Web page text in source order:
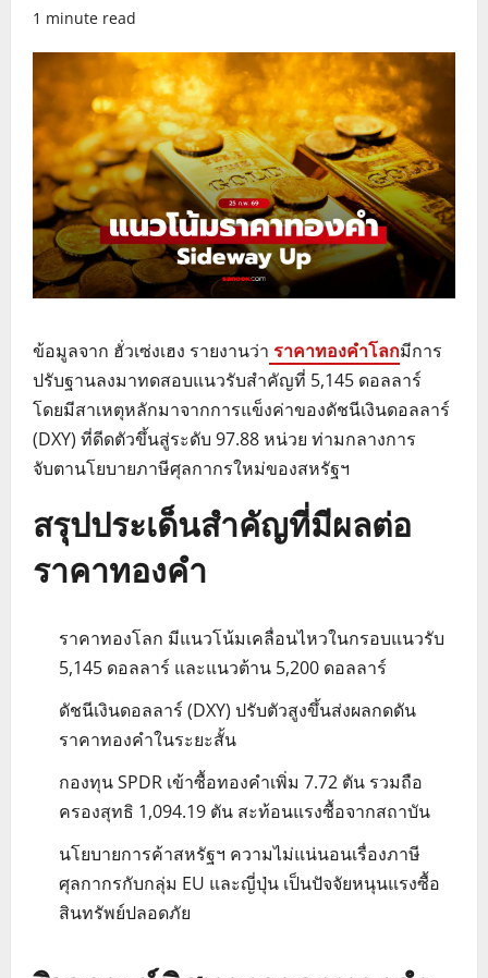
1 minute read
ข้อมูลจาก ฮั่วเซ่งเฮง รายงานว่า ราคาทองคำโลกมีการ
ปรับฐานลงมาทดสอบแนวรับสำคัญที่ 5,145 ดอลลาร์
โดยมีสาเหตุหลักมาจากการแข็งค่าของดัชนีเงินดอลลาร์
(DXY) ที่ดีดตัวขึ้นสู่ระดับ 97.88 หน่วย ท่ามกลางการ
จับตานโยบายภาษีศุลกากรใหม่ของสหรัฐฯ
สรุปประเด็นสำคัญที่มีผลต่อ
ราคาทองคำ
ราคาทองโลก มีแนวโน้มเคลื่อนไหวในกรอบแนวรับ
5,145 ดอลลาร์ และแนวต้าน 5,200 ดอลลาร์
ดัชนีเงินดอลลาร์ (DXY) ปรับตัวสูงขึ้นส่งผลกดดัน
ราคาทองคำในระยะสั้น
กองทุน SPDR เข้าซื้อทองคำเพิ่ม 7.72 ตัน รวมถือ
ครองสุทธิ 1,094.19 ตัน สะท้อนแรงซื้อจากสถาบัน
นโยบายการค้าสหรัฐฯ ความไม่แน่นอนเรื่องภาษี
ศุลกากรกับกลุ่ม EU และญี่ปุ่น เป็นปัจจัยหนุนแรงซื้อ
สินทรัพย์ปลอดภัย